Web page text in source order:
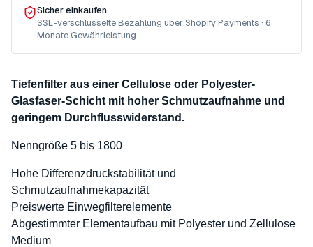
Sicher einkaufen
SSL-verschlüsselte Bezahlung über Shopify Payments · 6
Monate Gewährleistung
Tiefenfilter aus einer Cellulose oder Polyester-
Glasfaser-Schicht mit hoher Schmutzaufnahme und
geringem Durchflusswiderstand.
Nenngröße 5 bis 1800
Hohe Differenzdruckstabilität und
Schmutzaufnahmekapazität
Preiswerte Einwegfilterelemente
Abgestimmter Elementaufbau mit Polyester und Zellulose
Medium